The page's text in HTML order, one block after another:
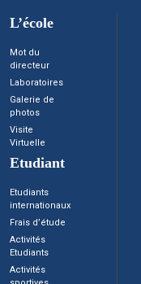
L’école
Mot du
directeur
Laboratoires
Galerie de
photos
Visite
Virtuelle
Etudiant
Etudiants
internationaux
Frais d’étude
Activités
Etudiants
Activités